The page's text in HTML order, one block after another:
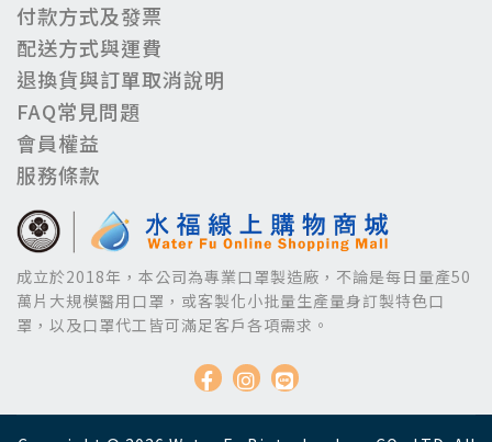
付款方式及發票
配送方式與運費
退換貨與訂單取消說明
FAQ常見問題
會員權益
服務條款
成立於2018年，本公司為專業口罩製造廠，不論是每日量產50
萬片大規模醫用口罩，或客製化小批量生產量身訂製特色口
罩，以及口罩代工皆可滿足客戶各項需求。